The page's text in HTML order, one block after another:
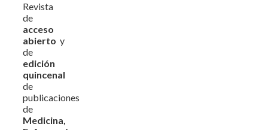
Revista
de
acceso
abierto y
de
edición
quincenal
de
publicaciones
de
Medicina,